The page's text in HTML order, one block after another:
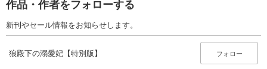
作品・作者をフォローする
新刊やセール情報をお知らせします。
狼殿下の溺愛妃【特別版】 フォロー